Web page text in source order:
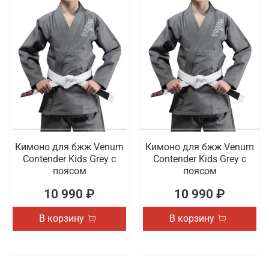
Кимоно для бжж Venum
Contender Kids Grey с
поясом
10 990 ₽
В корзину
Кимоно для бжж Venum
Contender Kids Grey с
поясом
10 990 ₽
В корзину